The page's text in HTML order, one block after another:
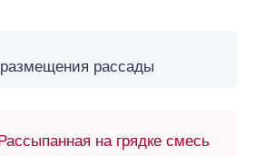
рассады
на грядке смесь